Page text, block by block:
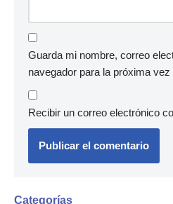
Guarda mi nombre, correo
navegador para la próxima
Recibir un correo electrónico
Categorías